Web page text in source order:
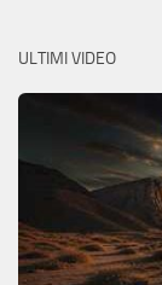
ULTIMI VIDEO